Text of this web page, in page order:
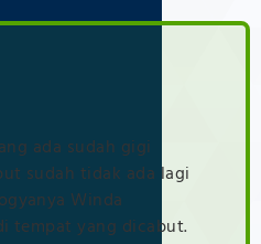
ada sudah gigi
sudah tidak ada lagi
Winda
tempat yang dicabut.